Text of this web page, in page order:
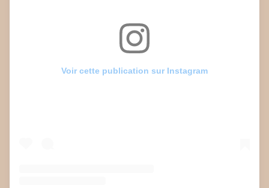
Voir cette publication sur Instagram